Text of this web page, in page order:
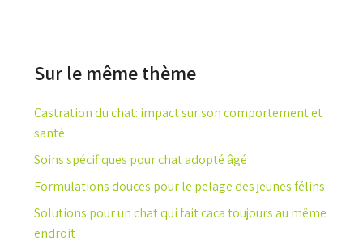
Sur le même thème
Castration du chat: impact sur son comportement et
santé
Soins spécifiques pour chat adopté âgé
Formulations douces pour le pelage des jeunes félins
Solutions pour un chat qui fait caca toujours au même
endroit